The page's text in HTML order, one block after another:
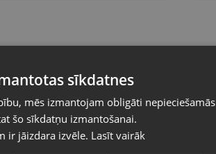
23SL
būs attēlots izvēlētajā valodā
sīkdatnes
mēs izmantojam obligāti
šo sīkdatņu izmantošanai.
ir jāizdara izvēle. Lasīt vairāk